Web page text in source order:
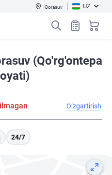
Qorasuv UZ
(Qo'rg'ontepa
O‘zgartirish
24/7